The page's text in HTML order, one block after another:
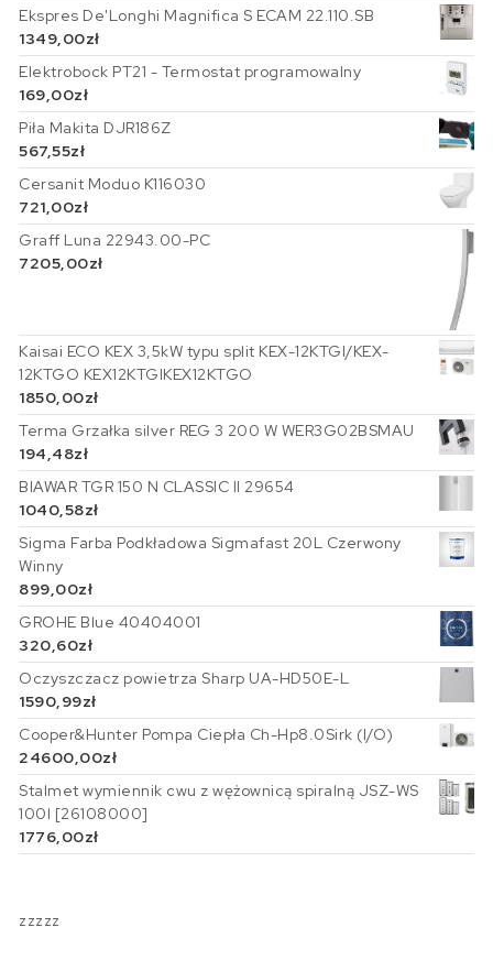
Ekspres De'Longhi Magnifica S ECAM 22.110.SB
1349,00zł
Elektrobock PT21 - Termostat programowalny
169,00zł
Piła Makita DJR186Z
567,55zł
Cersanit Moduo K116030
721,00zł
Graff Luna 22943.00-PC
7205,00zł
Kaisai ECO KEX 3,5kW typu split KEX-12KTGI/KEX-
12KTGO KEX12KTGIKEX12KTGO
1850,00zł
Terma Grzałka silver REG 3 200 W WER3G02BSMAU
194,48zł
BIAWAR TGR 150 N CLASSIC II 29654
1040,58zł
Sigma Farba Podkładowa Sigmafast 20L Czerwony
Winny
899,00zł
GROHE Blue 40404001
320,60zł
Oczyszczacz powietrza Sharp UA-HD50E-L
1590,99zł
Cooper&Hunter Pompa Ciepła Ch-Hp8.0Sirk (I/O)
24600,00zł
Stalmet wymiennik cwu z wężownicą spiralną JSZ-WS
100l [26108000]
1776,00zł
zzzzz